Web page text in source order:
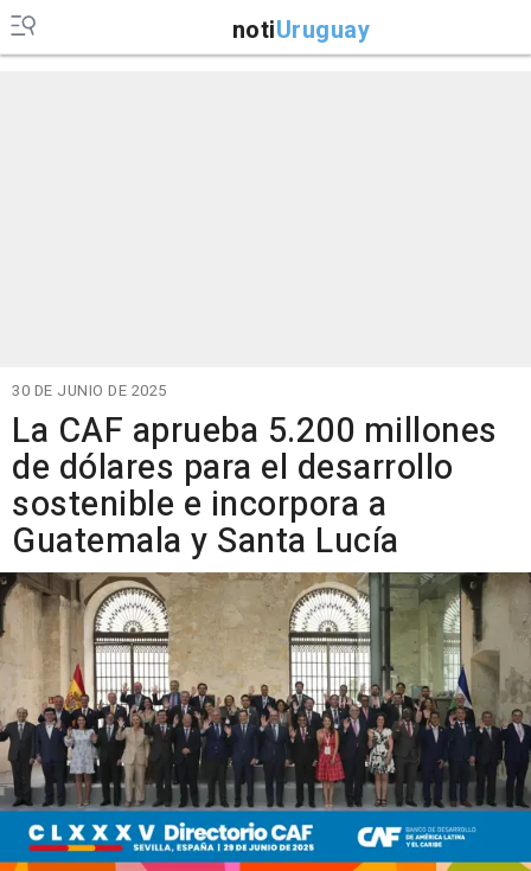
notiUruguay
30 DE JUNIO DE 2025
La CAF aprueba 5.200 millones
de dólares para el desarrollo
sostenible e incorpora a
Guatemala y Santa Lucía